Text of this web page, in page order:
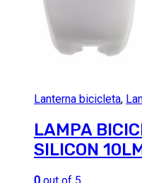
Lanterna bicicleta,
LAMPA
SILICON